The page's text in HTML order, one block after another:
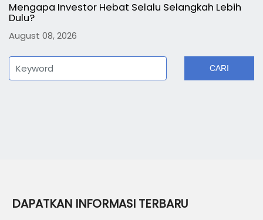
Mengapa Investor Hebat Selalu Selangkah Lebih
Dulu?
August 08, 2026
CARI
DAPATKAN INFORMASI TERBARU